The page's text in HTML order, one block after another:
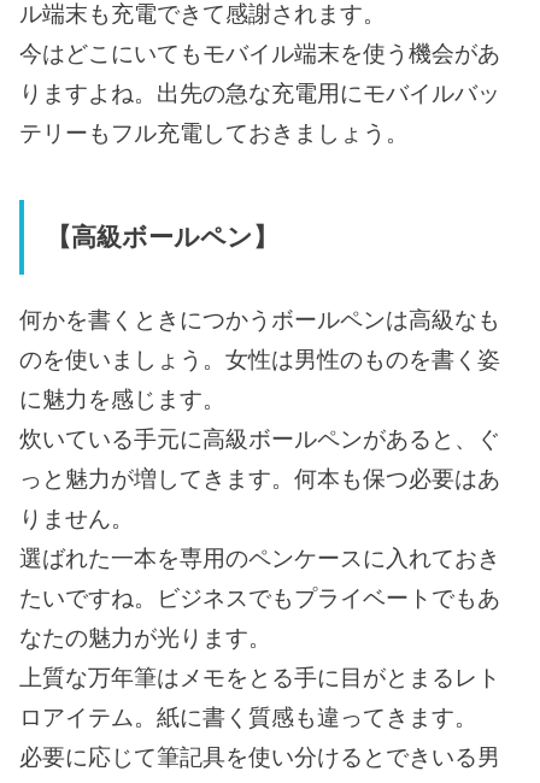
ル端末も充電できて感謝されます。
今はどこにいてもモバイル端末を使う機会があ
りますよね。出先の急な充電用にモバイルバッ
テリーもフル充電しておきましょう。
【高級ボールペン】
何かを書くときにつかうボールペンは高級なも
のを使いましょう。女性は男性のものを書く姿
に魅力を感じます。
炊いている手元に高級ボールペンがあると、ぐ
っと魅力が増してきます。何本も保つ必要はあ
りません。
選ばれた一本を専用のペンケースに入れておき
たいですね。ビジネスでもプライベートでもあ
なたの魅力が光ります。
上質な万年筆はメモをとる手に目がとまるレト
ロアイテム。紙に書く質感も違ってきます。
必要に応じて筆記具を使い分けるとできいる男